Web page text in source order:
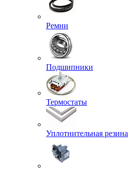
Ремни
Подшипники
Термостаты
Уплотнительная резина